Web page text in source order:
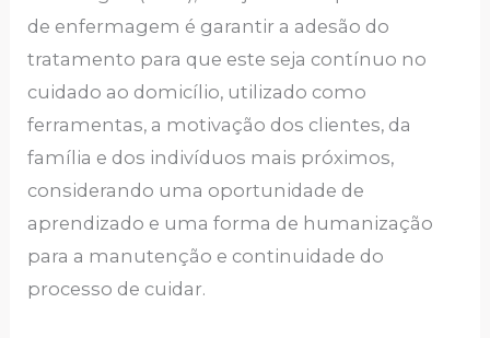
de enfermagem é garantir a adesão do
tratamento para que este seja contínuo no
cuidado ao domicílio, utilizado como
ferramentas, a motivação dos clientes, da
família e dos indivíduos mais próximos,
considerando uma oportunidade de
aprendizado e uma forma de humanização
para a manutenção e continuidade do
processo de cuidar.